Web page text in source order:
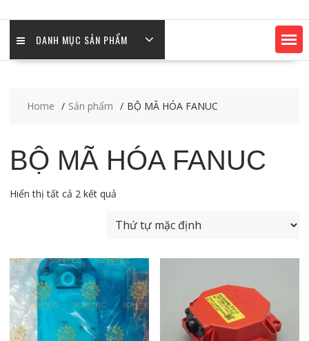
DANH MỤC SẢN PHẨM
Home Sản phẩm BỘ MÃ HÓA FANUC
BỘ MÃ HÓA FANUC
Hiển thị tất cả 2 kết quả